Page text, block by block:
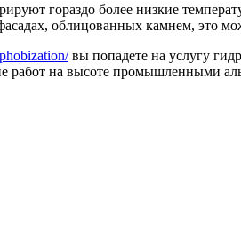
гораздо более низкие
облицованных камнем, это
вы попадете на услугу
работ на высоте промышленными